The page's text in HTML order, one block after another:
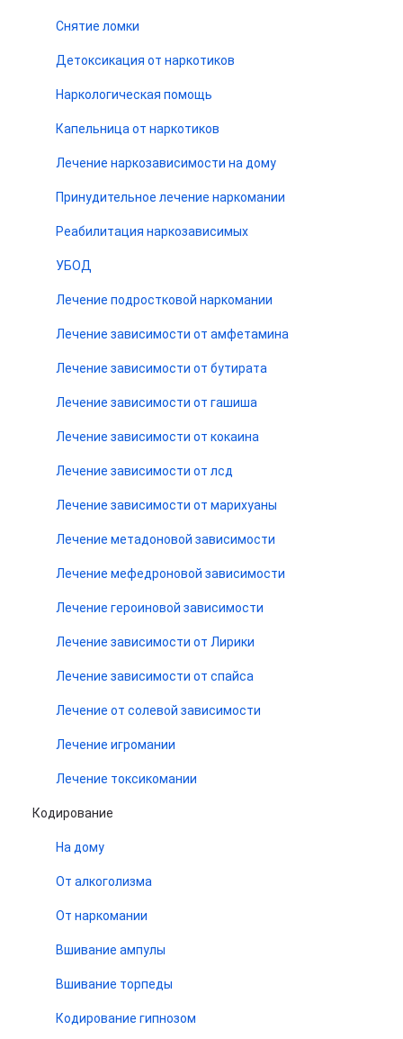
Снятие ломки
Детоксикация от наркотиков
Наркологическая помощь
Капельница от наркотиков
Лечение наркозависимости на дому
Принудительное лечение наркомании
Реабилитация наркозависимых
УБОД
Лечение подростковой наркомании
Лечение зависимости от амфетамина
Лечение зависимости от бутирата
Лечение зависимости от гашиша
Лечение зависимости от кокаина
Лечение зависимости от лсд
Лечение зависимости от марихуаны
Лечение метадоновой зависимости
Лечение мефедроновой зависимости
Лечение героиновой зависимости
Лечение зависимости от Лирики
Лечение зависимости от спайса
Лечение от солевой зависимости
Лечение игромании
Лечение токсикомании
Кодирование
На дому
От алкоголизма
От наркомании
Вшивание ампулы
Вшивание торпеды
Кодирование гипнозом